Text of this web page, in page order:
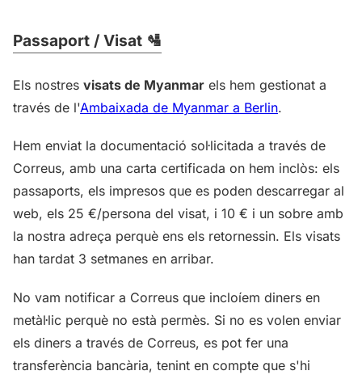
Passaport / Visat 🛂
Els nostres visats de Myanmar els hem gestionat a
través de l'Ambaixada de Myanmar a Berlin.
Hem enviat la documentació sol·licitada a través de
Correus, amb una carta certificada on hem inclòs: els
passaports, els impresos que es poden descarregar al
web, els 25 €/persona del visat, i 10 € i un sobre amb
la nostra adreça perquè ens els retornessin. Els visats
han tardat 3 setmanes en arribar.
No vam notificar a Correus que incloíem diners en
metàl·lic perquè no està permès. Si no es volen enviar
els diners a través de Correus, es pot fer una
transferència bancària, tenint en compte que s'hi